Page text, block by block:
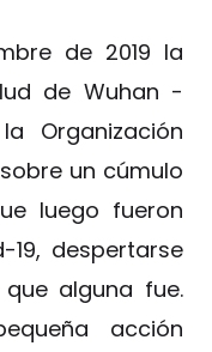
de 2019 la
de Wuhan -
Organización
un cúmulo
luego fueron
despertarse
alguna fue.
acción